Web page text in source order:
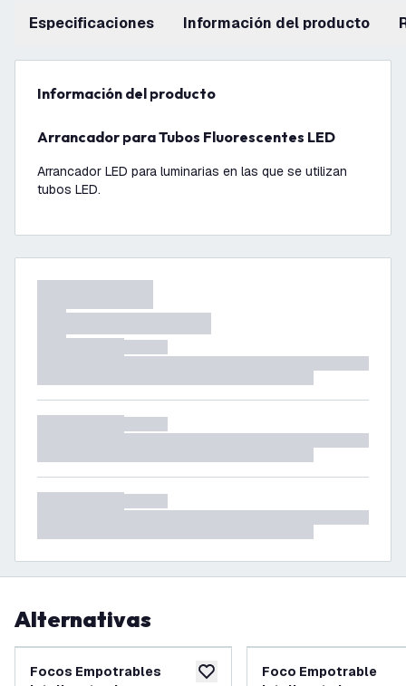
Especificaciones información del producto
información del producto
Arrancador para Tubos Fluorescentes LED
Arrancador LED para luminarias en las que se utilizan
tubos LED.
Alternativas
añadir a lista de deseos
Focos Empotrables
Foco Empotrable